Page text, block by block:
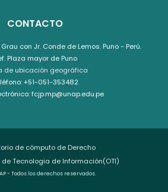
CONTACTO
con Jr. Conde de Lemos. Puno - Perú.
Plaza mayor de Puno
de ubicación geográfica
+51-051-353482
fcjp.mp@unap.edu.pe
de cómputo de Derecho
Tecnologia de Información(OTI)
- Todos los derechos reservados.